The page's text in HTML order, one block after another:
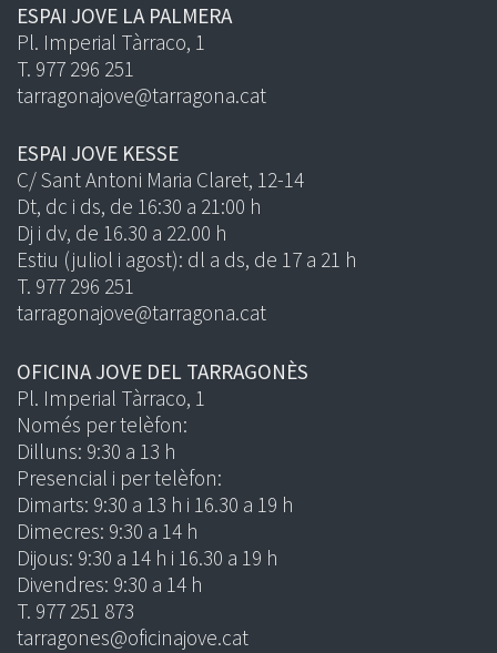
ESPAI JOVE LA PALMERA
Pl. Imperial Tàrraco, 1
T. 977 296 251
tarragonajove@tarragona.cat
ESPAI JOVE KESSE
C/ Sant Antoni Maria Claret, 12-14
Dt, dc i ds, de 16:30 a 21:00 h
Dj i dv, de 16.30 a 22.00 h
Estiu (juliol i agost): dl a ds, de 17 a 21 h
T. 977 296 251
tarragonajove@tarragona.cat
OFICINA JOVE DEL TARRAGONÈS
Pl. Imperial Tàrraco, 1
Només per telèfon:
Dilluns: 9:30 a 13 h
Presencial i per telèfon:
Dimarts: 9:30 a 13 h i 16.30 a 19 h
Dimecres: 9:30 a 14 h
Dijous: 9:30 a 14 h i 16.30 a 19 h
Divendres: 9:30 a 14 h
T. 977 251 873
tarragones@oficinajove.cat